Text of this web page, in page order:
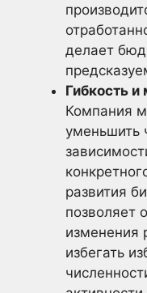
делает
Гибкость
Компания
уменьшить
развития
позволяет
изменения
избегать